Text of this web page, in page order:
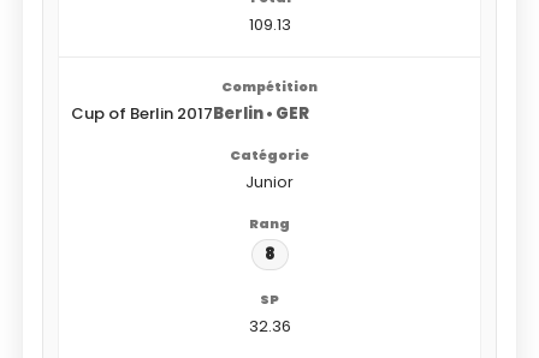
109.13
Cup of Berlin 2017Berlin • GER
Junior
8
32.36